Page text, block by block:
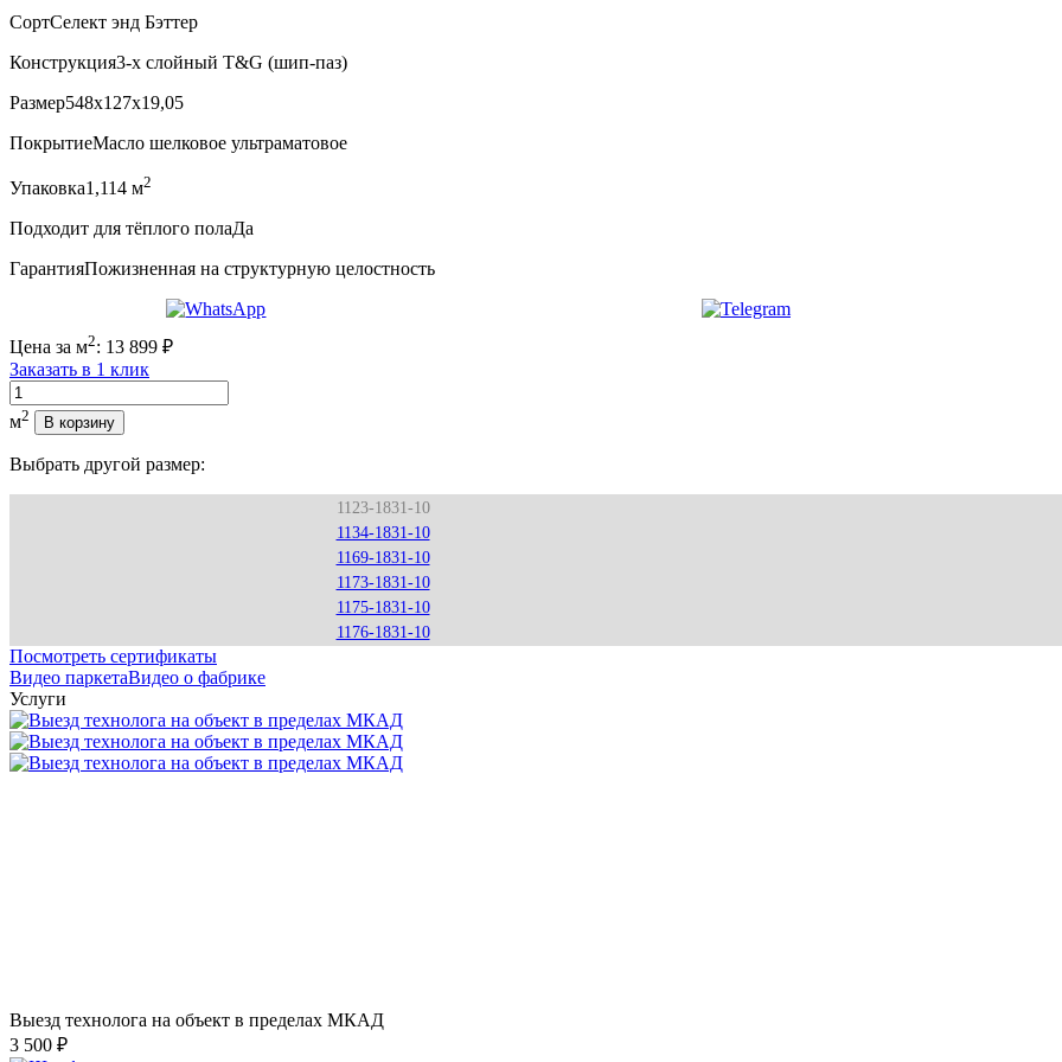
СортСелект энд Бэттер
Конструкция3-х слойный T&G (шип-паз)
Размер548x127x19,05
ПокрытиеМасло шелковое ультраматовое
Упаковка1,114 м2
Подходит для тёплого полаДа
ГарантияПожизненная на структурную целостность
Цена за м2: 13 899 ₽
Заказать в 1 клик
Количество
м2 В корзину
Выбрать другой размер:
1123-1831-10
1134-1831-10
1169-1831-10
1173-1831-10
1175-1831-10
1176-1831-10
Посмотреть сертификаты
Видео паркетаВидео о фабрике
Услуги
Выезд технолога на объект в пределах МКАД
3 500 ₽